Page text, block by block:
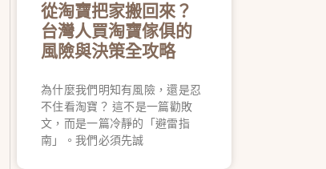
從淘寶把家搬回來？
台灣人買淘寶傢俱的
風險與決策全攻略
為什麼我們明知有風險，還是忍
不住看淘寶？ 這不是一篇勸敗
文，而是一篇冷靜的「避雷指
南」。我們必須先誠